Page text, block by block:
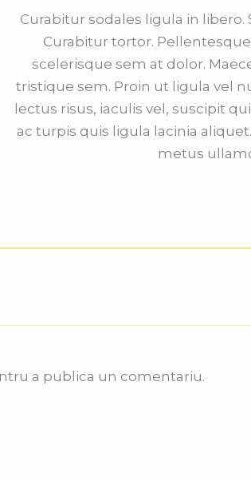
Curabitur sodales ligula in libero.
Curabitur tortor.
scelerisque sem at dolor.
tristique sem. Proin ut ligula vel
lectus risus, iaculis vel, suscipit
ac turpis quis ligula lacinia
metus
a publica un comentariu.